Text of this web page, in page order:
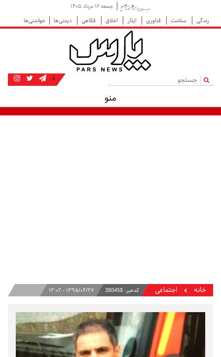
جمعه ۱۶ مرداد ۱۴۰۵
زندگی
سلامت فناوری ایثار اخلاق فکاهی دیدنی‌ها خواندنی‌ها
|
منو
خانه اجتماعی کدخبر:380458 ۱۳۹۵/۰۴/۲۷ - ۱۳:۰۲